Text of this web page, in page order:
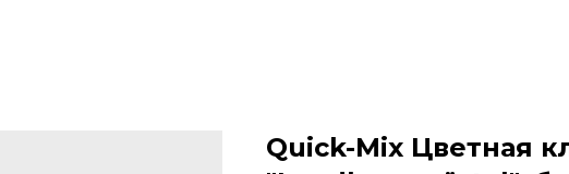
Quick-Mix Цветная